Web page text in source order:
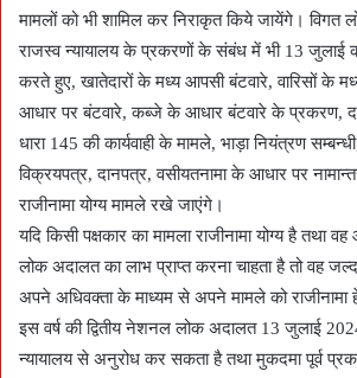
मामलों को भी शामिल कर निराकृत किये जायेंगे। विगत
राजस्व न्यायालय के प्रकरणों के संबंध में भी 13 जुलाई
करते हुए, खातेदारों के मध्य आपसी बंटवारे, वारिसों के
आधार पर बंटवारे, कब्जे के आधार बंटवारे के प्रकरण,
धारा 145 की कार्यवाही के मामले, भाड़ा नियंत्रण
विक्रयपत्र, दानपत्र, वसीयतनामा के आधार पर
राजीनामा योग्य मामले रखे जाएंगे।
यदि किसी पक्षकार का मामला राजीनामा योग्य है तथा
लोक अदालत का लाभ प्राप्त करना चाहता है तो वह
अपने अधिवक्ता के माध्यम से अपने मामले को राजीनामा
इस वर्ष की द्वितीय नेशनल लोक अदालत 13 जुलाई
न्यायालय से अनुरोध कर सकता है तथा मुकदमा पूर्व